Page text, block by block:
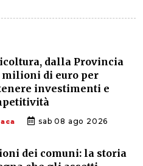
dalla Provincia
milioni di euro per
investimenti e
sab 08 ago 2026
dei comuni: la storia